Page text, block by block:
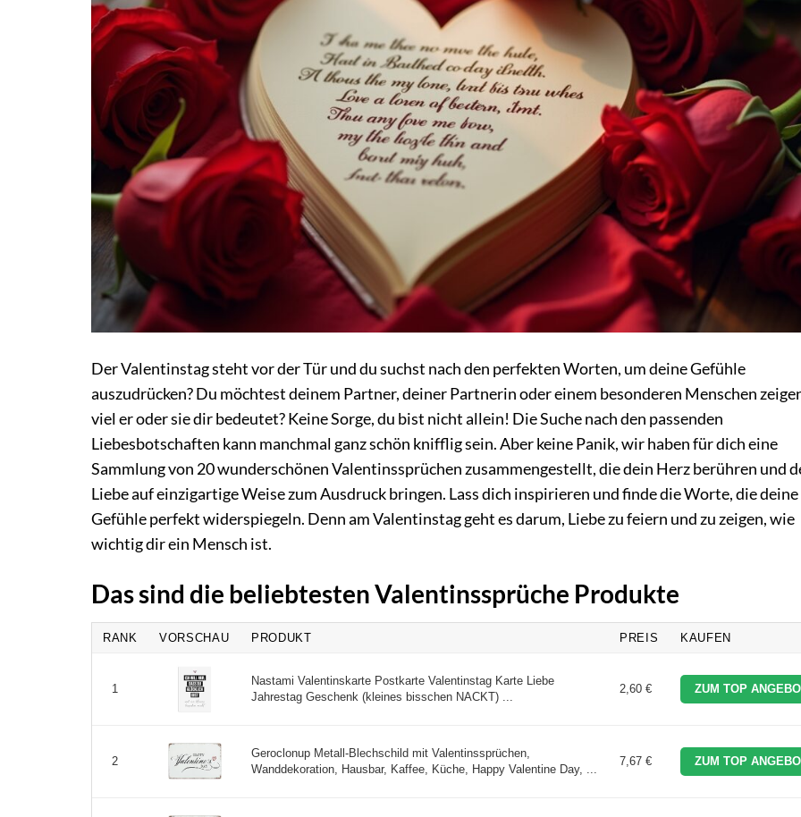
Der Valentinstag steht vor der Tür und du suchst nach den perfekten Worten, um deine Gefühle
auszudrücken? Du möchtest deinem Partner, deiner Partnerin oder einem besonderen Menschen
viel er oder sie dir bedeutet? Keine Sorge, du bist nicht allein! Die Suche nach den passenden
Liebesbotschaften kann manchmal ganz schön knifflig sein. Aber keine Panik, wir haben für dich eine
Sammlung von 20 wunderschönen Valentinssprüchen zusammengestellt, die dein Herz berühren und
Liebe auf einzigartige Weise zum Ausdruck bringen. Lass dich inspirieren und finde die Worte, die deine
Gefühle perfekt widerspiegeln. Denn am Valentinstag geht es darum, Liebe zu feiern und zu zeigen, wie
wichtig dir ein Mensch ist.
Das sind die beliebtesten Valentinssprüche Produkte
RANK VORSCHAU PRODUKT PREIS KAUFEN
1
Nastami Valentinskarte Postkarte Valentinstag Karte Liebe
Jahrestag Geschenk (kleines bisschen NACKT) ...
2,60 € ZUM TOP
2
Geroclonup Metall-Blechschild mit Valentinssprüchen,
Wanddekoration, Hausbar, Kaffee, Küche, Happy Valentine Day, ...
7,67 € ZUM TOP